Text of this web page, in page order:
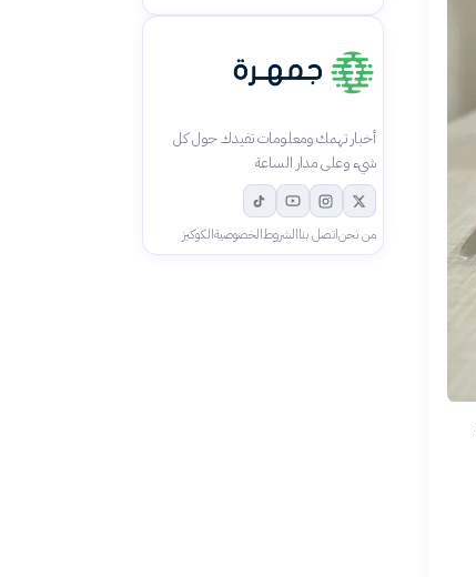
أخبار تهمك ومعلومات تفيدك حول كل
شيء وعلى مدار الساعة
من نحناتصل بناالشروطالخصوصيةالكوكيز